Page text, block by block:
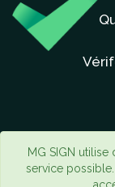
MG SIGN
service